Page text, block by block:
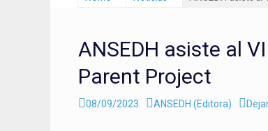
ANSEDH asiste al
Parent Project
Enviado
08/09/2023 Autor
ANSEDH (Editora)